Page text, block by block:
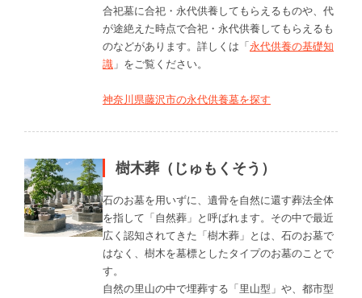
合祀墓に合祀・永代供養してもらえるものや、代
が途絶えた時点で合祀・永代供養してもらえるも
のなどがあります。詳しくは「永代供養の基礎知
識 」をご覧ください。
神奈川県藤沢市の永代供養墓を探す
樹木葬（じゅもくそう）
石のお墓を用いずに、遺骨を自然に還す葬法全体
を指して「自然葬」と呼ばれます。その中で最近
広く認知されてきた「樹木葬」とは、石のお墓で
はなく、樹木を墓標としたタイプのお墓のことで
す。
自然の里山の中で埋葬する「里山型」や、都市型